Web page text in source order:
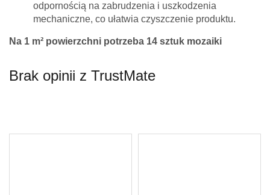
odpornością na zabrudzenia i uszkodzenia
mechaniczne, co ułatwia czyszczenie produktu.
Na 1 m² powierzchni potrzeba 14 sztuk mozaiki
Brak opinii z TrustMate
Twoje imię *